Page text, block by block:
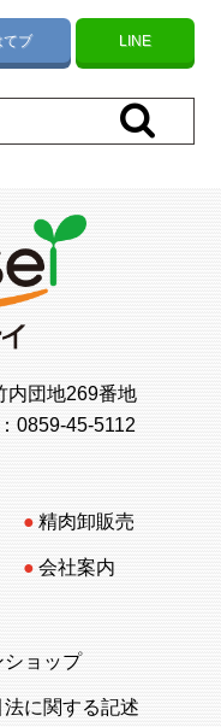
てブ LINE
内団地269番地
0859-45-5112
精肉卸販売
会社案内
ショップ
に関する記述